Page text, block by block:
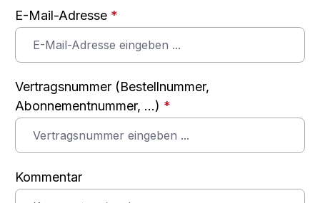
E-Mail-Adresse *
Vertragsnummer (Bestellnummer,
Abonnementnummer, ...) *
Kommentar